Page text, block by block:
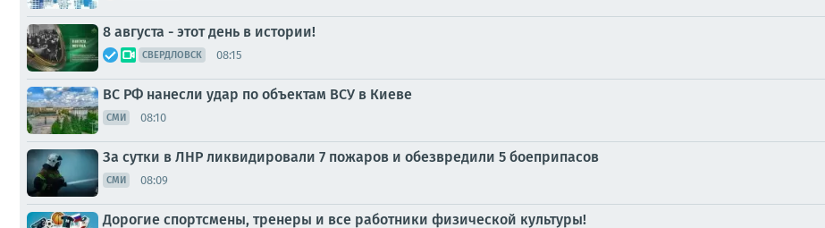
8 августа - этот день в истории!
СВЕРДЛОВСК 08:15
ВС РФ нанесли удар по объектам ВСУ в Киеве
СМИ 08:10
За сутки в ЛНР ликвидировали 7 пожаров и обезвредили 5 боеприпасов
СМИ 08:09
Дорогие спортсмены, тренеры и все работники физической культуры!